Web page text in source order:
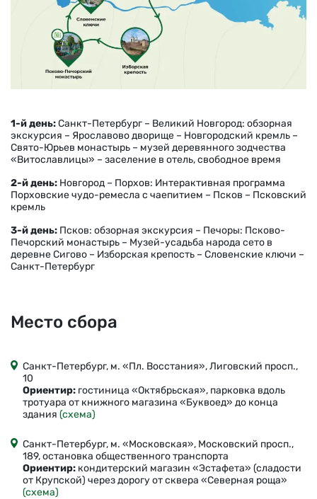
1-й день:Санкт-Петербург – Великий Новгород: обзорная
экскурсия – Ярославово дворище – Новгородский кремль –
Свято-Юрьев монастырь – музей деревянного зодчества
«Витославлицы» – заселение в отель, свободное время
2-й день: Новгород – Порхов: Интерактивная программа
Порховские чудо-ремесла с чаепитием – Псков – Псковский
кремль
3-й день: Псков: обзорная экскурсия – Печоры: Псково-
Печорский монастырь – Музей-усадьба народа сето в
деревне Сигово – Изборская крепость – Словенские ключи –
Санкт-Петербург
Место сбора
Санкт-Петербург, м. «Пл. Восстания», Лиговский просп.,
10
Ориентир: гостиница «Октябрьская», парковка вдоль
тротуара от книжного магазина «Буквоед» до конца
здания (схема)
Санкт-Петербург, м. «Московская», Московский просп.,
189, остановка общественного транспорта
Ориентир: кондитерский магазин «Эстафета» (сладости
от Крупской) через дорогу от сквера «Северная роща»
(схема)